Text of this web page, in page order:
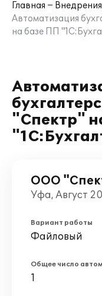
Главная
Внедрения
Автоматизация
на базе ПП
"Спектр"
ООО
Уфа, Август
Вариант работы
Файловый
Общее число
1